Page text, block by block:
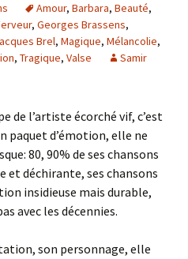
Amour, Barbara, Beauté,
, Georges Brassens,
Brel, Magique, Mélancolie,
, Tragique, Valse
Samir
de l’artiste écorché vif, c’est
paquet d’émotion, elle ne
80, 90% de ses chansons
et déchirante, ses chansons
insidieuse mais durable,
avec les décennies.
son personnage, elle